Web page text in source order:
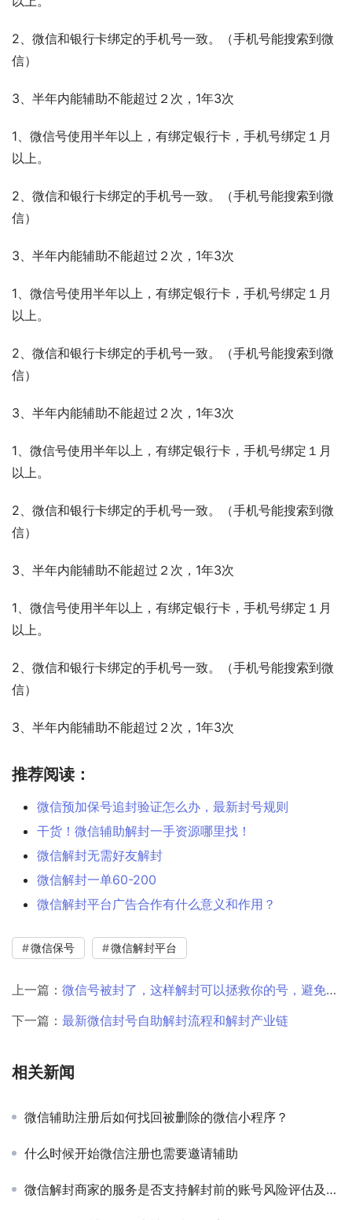
2、微信和银行卡绑定的手机号一致。（手机号能搜索到微
信）
3、半年内能辅助不能超过２次，1年3次
1、微信号使用半年以上，有绑定银行卡，手机号绑定１月
以上。
2、微信和银行卡绑定的手机号一致。（手机号能搜索到微
信）
3、半年内能辅助不能超过２次，1年3次
1、微信号使用半年以上，有绑定银行卡，手机号绑定１月
以上。
2、微信和银行卡绑定的手机号一致。（手机号能搜索到微
信）
3、半年内能辅助不能超过２次，1年3次
1、微信号使用半年以上，有绑定银行卡，手机号绑定１月
以上。
2、微信和银行卡绑定的手机号一致。（手机号能搜索到微
信）
3、半年内能辅助不能超过２次，1年3次
1、微信号使用半年以上，有绑定银行卡，手机号绑定１月
以上。
2、微信和银行卡绑定的手机号一致。（手机号能搜索到微
信）
3、半年内能辅助不能超过２次，1年3次
推荐阅读：
微信预加保号追封验证怎么办，最新封号规则
干货！微信辅助解封一手资源哪里找！
微信解封无需好友解封
微信解封一单60-200
微信解封平台广告合作有什么意义和作用？
微信保号 微信解封平台
上一篇： 微信号被封了，这样解封可以拯救你的号，避免损失！
下一篇： 最新微信封号自助解封流程和解封产业链
相关新闻
微信辅助注册后如何找回被删除的微信小程序？
什么时候开始微信注册也需要邀请辅助
微信解封商家的服务是否支持解封前的账号风险评估及优化建议？